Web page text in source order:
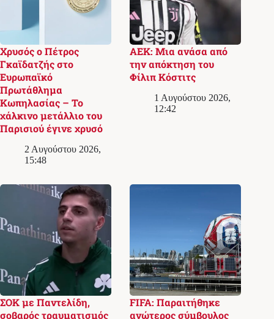
Χρυσός ο Πέτρος
Γκαϊδατζής στο
Ευρωπαϊκό
Πρωτάθλημα
Κωπηλασίας – Το
χάλκινο μετάλλιο του
Παρισιού έγινε χρυσό
2 Αυγούστου 2026,
15:48
ΑΕΚ: Μια ανάσα από
την απόκτηση του
Φίλιπ Κόστιτς
1 Αυγούστου 2026,
12:42
ΣΟΚ με Παντελίδη,
σοβαρός τραυματισμός
FIFA: Παραιτήθηκε
ανώτερος σύμβουλος